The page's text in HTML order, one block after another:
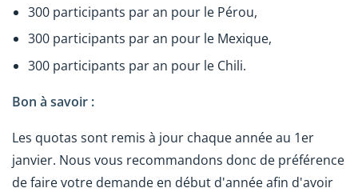
300 participants par an pour le Pérou,
300 participants par an pour le Mexique,
300 participants par an pour le Chili.
Bon à savoir :
Les quotas sont remis à jour chaque année au 1er
janvier. Nous vous recommandons donc de préférence
de faire votre demande en début d'année afin d'avoir